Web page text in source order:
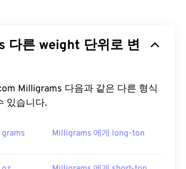
다른 weight 단위로 변
Milligrams 다음과 같은 다른 형식
있습니다.
Milligrams 에게 long-ton